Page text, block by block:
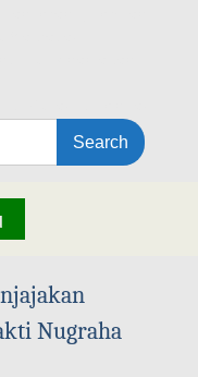
Binamadani
1447 H
Nugraha